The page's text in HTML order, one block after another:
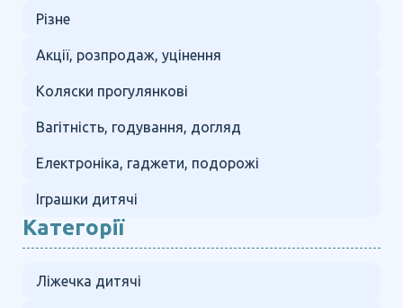
Різне
Акції, розпродаж, уцінення
Коляски прогулянкові
Вагітність, годування, догляд
Електроніка, гаджети, подорожі
Іграшки дитячі
Категорії
Ліжечка дитячі